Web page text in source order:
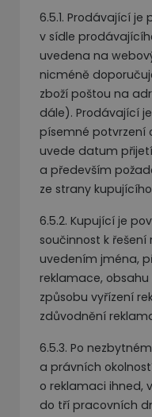
6.5.1. Prodávající
v sídle
uvedena na
nicméně
zboží poštou na
dále). Prodávající
písemné potvrzení
uvede datum
a především
ze strany
6.5.2. Kupující je
součinnost k
uvedením jména,
reklamace,
způsobu vyřízení
zdůvodnění
6.5.3. Po
a právních
o reklamaci ihned,
do tří pracovních